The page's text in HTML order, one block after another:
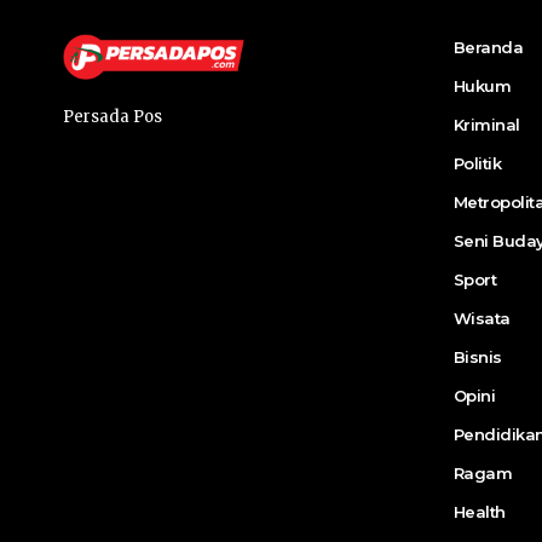
Persada Pos
Beranda
Hukum
Kriminal
Politik
Seni
Sport
Wisata
Bisnis
Opini
Ragam
Health